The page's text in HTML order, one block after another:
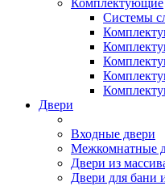
Комплектующие
Системы
Двери
Входные двери
Межкомнатные
Двери из
Двери для бани